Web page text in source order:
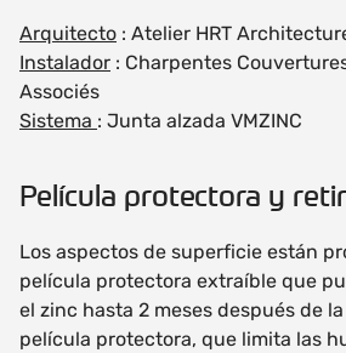
Arquitecto : Atelier HRT
Instalador : Charpentes
Associés
Sistema : Junta alzada VMZINC
Película protectora y
Los aspectos de superficie están
película protectora extraíble que
el zinc hasta 2 meses después de
película protectora, que limita las